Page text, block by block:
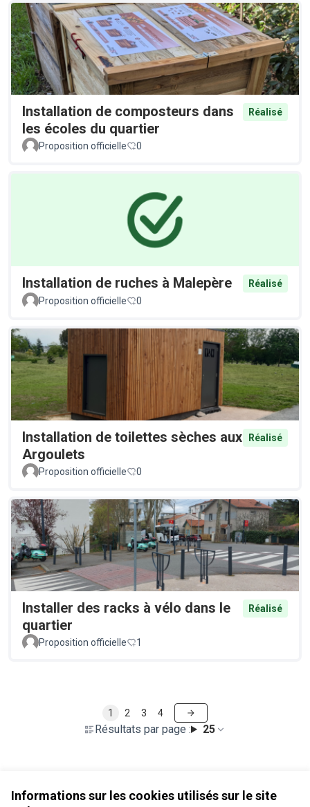
Informations sur les cookies utilisés sur le site
Installation de composteurs dans
les écoles du quartier
Réalisé
Proposition officielle 0
Installation de ruches à Malepère
Réalisé
Proposition officielle
0
Installation de toilettes sèches aux
Argoulets
Réalisé
Proposition officielle 0
Installer des racks à vélo dans le
quartier
Réalisé
Proposition officielle 1
Résultats par page : 25
1 2 3 4